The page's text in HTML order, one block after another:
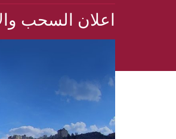
اعلان السحب والاضافة للفصل